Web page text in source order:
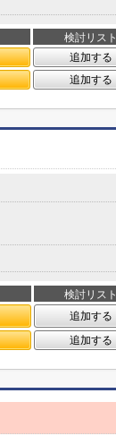
検討リスト
追加する
追加する
検討リスト
追加する
追加する